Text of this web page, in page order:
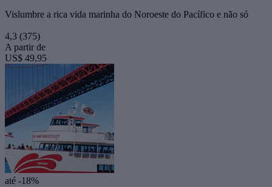
Vislumbre a rica vida marinha do Noroeste do Pacífico e não só
4,3 (375)
A partir de
US$ 49,95
até -18%